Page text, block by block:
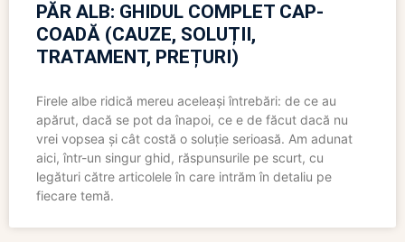
PĂR ALB: GHIDUL COMPLET CAP-
COADĂ (CAUZE, SOLUȚII,
TRATAMENT, PREȚURI)
Firele albe ridică mereu aceleași întrebări: de ce au
apărut, dacă se pot da înapoi, ce e de făcut dacă nu
vrei vopsea și cât costă o soluție serioasă. Am adunat
aici, într-un singur ghid, răspunsurile pe scurt, cu
legături către articolele în care intrăm în detaliu pe
fiecare temă.